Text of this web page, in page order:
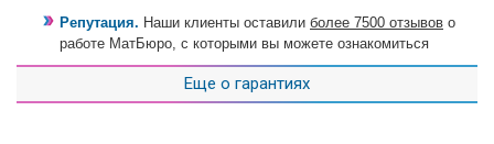
Репутация. Наши клиенты оставили более 7500 отзывов о
работе МатБюро, с которыми вы можете ознакомиться
Еще о гарантиях